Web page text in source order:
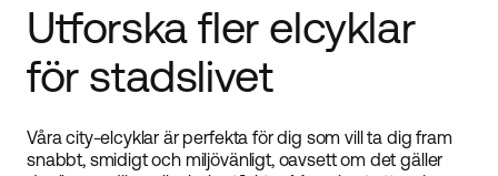
Utforska fler elcyklar
för stadslivet
Våra city-elcyklar är perfekta för dig som vill ta dig fram
snabbt, smidigt och miljövänligt, oavsett om det gäller